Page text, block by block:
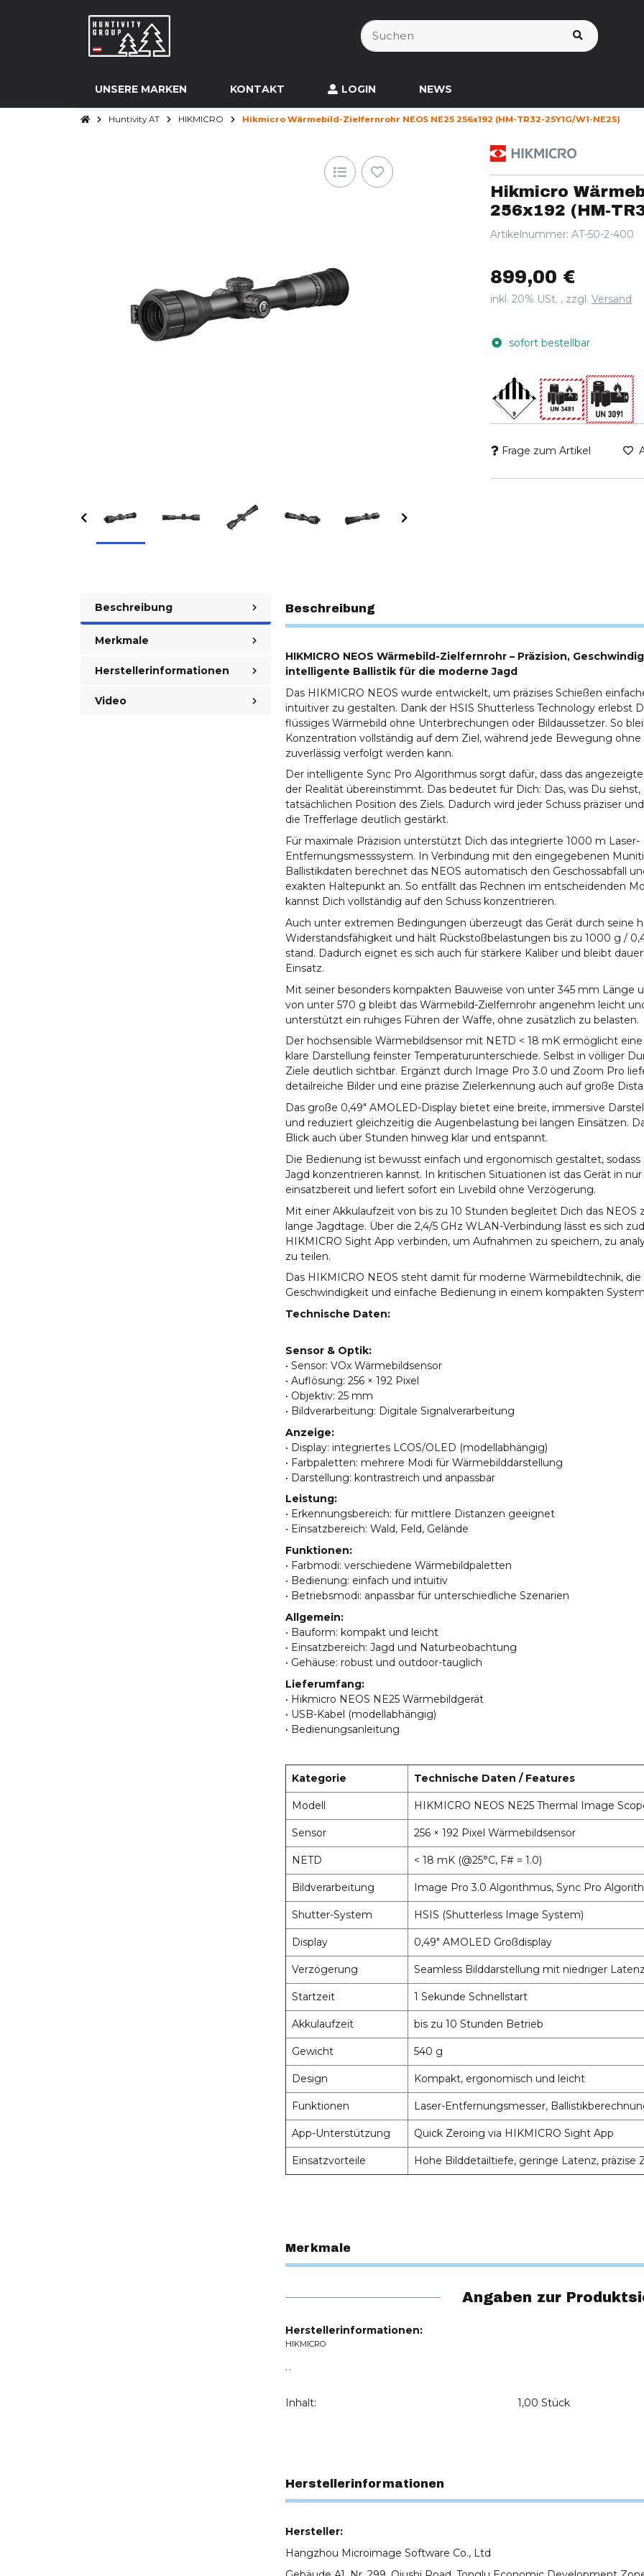
UNSERE MARKEN KONTAKT LOGIN NEWS
Huntivity AT HIKMICRO Hikmicro Wärmebild-Zielfernrohr NEOS NE25 256x192 (HM-TR32-25Y1G/W1-NE25)
Hikmicro
256x192 (HM-
Artikelnummer: AT-50-2-400
899,00 €
inkl. 20% USt. , zzgl. Versand
sofort bestellbar
Frage zum Artikel
Beschreibung
Merkmale
Herstellerinformationen
Video
Beschreibung
HIKMICRO NEOS Wärmebild-Zielfernrohr – Präzision,
intelligente Ballistik für die moderne Jagd
Das HIKMICRO NEOS wurde entwickelt, um präzises Schießen
intuitiver zu gestalten. Dank der HSIS Shutterless Technology erlebst
flüssiges Wärmebild ohne Unterbrechungen oder Bildaussetzer. So
Konzentration vollständig auf dem Ziel, während jede Bewegung
zuverlässig verfolgt werden kann.
Der intelligente Sync Pro Algorithmus sorgt dafür, dass das
der Realität übereinstimmt. Das bedeutet für Dich: Das, was Du
tatsächlichen Position des Ziels. Dadurch wird jeder Schuss präziser
die Trefferlage deutlich gestärkt.
Für maximale Präzision unterstützt Dich das integrierte 1000 m Laser-
Entfernungsmesssystem. In Verbindung mit den eingegebenen
Ballistikdaten berechnet das NEOS automatisch den Geschossabfall
exakten Haltepunkt an. So entfällt das Rechnen im entscheidenden
kannst Dich vollständig auf den Schuss konzentrieren.
Auch unter extremen Bedingungen überzeugt das Gerät durch seine
Widerstandsfähigkeit und hält Rückstoßbelastungen bis zu 1000 g /
stand. Dadurch eignet es sich auch für stärkere Kaliber und bleibt
Einsatz.
Mit seiner besonders kompakten Bauweise von unter 345 mm Länge
von unter 570 g bleibt das Wärmebild-Zielfernrohr angenehm leicht
unterstützt ein ruhiges Führen der Waffe, ohne zusätzlich zu belasten.
Der hochsensible Wärmebildsensor mit NETD < 18 mK ermöglicht
klare Darstellung feinster Temperaturunterschiede. Selbst in völliger
Ziele deutlich sichtbar. Ergänzt durch Image Pro 3.0 und Zoom Pro
detailreiche Bilder und eine präzise Zielerkennung auch auf große
Das große 0,49" AMOLED-Display bietet eine breite, immersive
und reduziert gleichzeitig die Augenbelastung bei langen Einsätzen.
Blick auch über Stunden hinweg klar und entspannt.
Die Bedienung ist bewusst einfach und ergonomisch gestaltet, sodass
Jagd konzentrieren kannst. In kritischen Situationen ist das Gerät in
einsatzbereit und liefert sofort ein Livebild ohne Verzögerung.
Mit einer Akkulaufzeit von bis zu 10 Stunden begleitet Dich das NEOS
lange Jagdtage. Über die 2,4/5 GHz WLAN-Verbindung lässt es sich
HIKMICRO Sight App verbinden, um Aufnahmen zu speichern, zu
zu teilen.
Das HIKMICRO NEOS steht damit für moderne Wärmebildtechnik, die
Geschwindigkeit und einfache Bedienung in einem kompakten
Technische Daten:
Sensor & Optik:
• Sensor: VOx Wärmebildsensor
• Auflösung: 256 × 192 Pixel
• Objektiv: 25 mm
• Bildverarbeitung: Digitale Signalverarbeitung
Anzeige:
• Display: integriertes LCOS/OLED (modellabhängig)
• Farbpaletten: mehrere Modi für Wärmebilddarstellung
• Darstellung: kontrastreich und anpassbar
Leistung:
• Erkennungsbereich: für mittlere Distanzen geeignet
• Einsatzbereich: Wald, Feld, Gelände
Funktionen:
• Farbmodi: verschiedene Wärmebildpaletten
• Bedienung: einfach und intuitiv
• Betriebsmodi: anpassbar für unterschiedliche Szenarien
Allgemein:
• Bauform: kompakt und leicht
• Einsatzbereich: Jagd und Naturbeobachtung
• Gehäuse: robust und outdoor-tauglich
Lieferumfang:
• Hikmicro NEOS NE25 Wärmebildgerät
• USB-Kabel (modellabhängig)
• Bedienungsanleitung
Kategorie Technische Daten / Features
Modell HIKMICRO NEOS NE25 Thermal Image
Sensor 256 × 192 Pixel Wärmebildsensor
NETD < 18 mK (@25°C, F# = 1.0)
Bildverarbeitung Image Pro 3.0 Algorithmus, Sync Pro
Shutter-System HSIS (Shutterless Image System)
Display 0,49" AMOLED Großdisplay
Verzögerung Seamless Bilddarstellung mit niedriger Latenz
Startzeit 1 Sekunde Schnellstart
Akkulaufzeit bis zu 10 Stunden Betrieb
Gewicht 540 g
Design Kompakt, ergonomisch und leicht
Funktionen Laser-Entfernungsmesser,
App-Unterstützung Quick Zeroing via HIKMICRO Sight App
Einsatzvorteile Hohe Bilddetailtiefe, geringe Latenz, präzise
Merkmale
Angaben zur
Herstellerinformationen:
HIKMICRO
, ,
Inhalt: 1,00 Stück
Herstellerinformationen
Hersteller:
Hangzhou Microimage Software Co., Ltd